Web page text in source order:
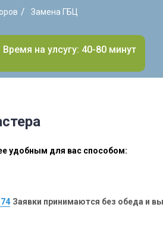
/ Замена ГБЦ
Время на улсугу: 40-80 минут
удобным для вас способом:
Заявки принимаются без обеда и